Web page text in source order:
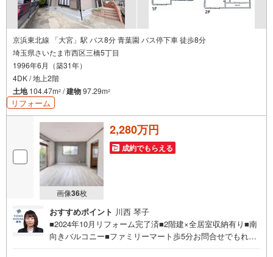
京浜東北線 「大宮」駅 バス8分 青葉園 バス停下車 徒歩8分
埼玉県さいたま市西区三橋5丁目
1996年6月（築31年）
4DK / 地上2階
土地104.47m2 /建物97.29m2
リフォーム
画像36枚
2,280万円
成約でもらえる
おすすめポイント 川西 琴子
■2024年10月リフォーム完了済■2階建×全居室収納有り■南
向きバルコニー■ファミリーマート歩5分お問合せでもれな